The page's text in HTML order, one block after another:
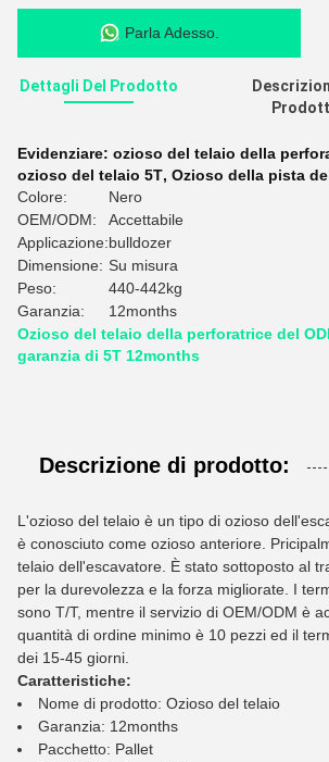
Parla Adesso.
Dettagli Del Prodotto
Evidenziare: ozioso del telaio della
ozioso del telaio 5T, Ozioso della pista
Colore:
Nero
OEM/ODM:
Accettabile
Applicazione:bulldozer
Dimensione: Su misura
Peso:
440-442kg
Garanzia:
12months
Ozioso del telaio della perforatrice del
garanzia di 5T 12months
Descrizione di prodotto:
L'ozioso del telaio è un tipo di ozioso
è conosciuto come ozioso anteriore.
telaio dell'escavatore. È stato sottoposto al
per la durevolezza e la forza migliorate. I
sono T/T, mentre il servizio di OEM/ODM è
quantità di ordine minimo è 10 pezzi ed il
dei 15-45 giorni.
Caratteristiche:
Nome di prodotto: Ozioso del telaio
Garanzia: 12months
Pacchetto: Pallet